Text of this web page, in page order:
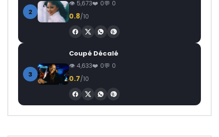
2
5,673 0 0
0.8/10
3
Coupé Décalé
4,633 0 0
0.7/10